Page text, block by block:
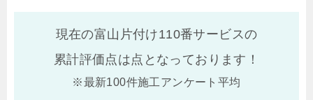
現在の富山片付け110番サービスの
累計評価点は点となっております！
※最新100件施工アンケート平均